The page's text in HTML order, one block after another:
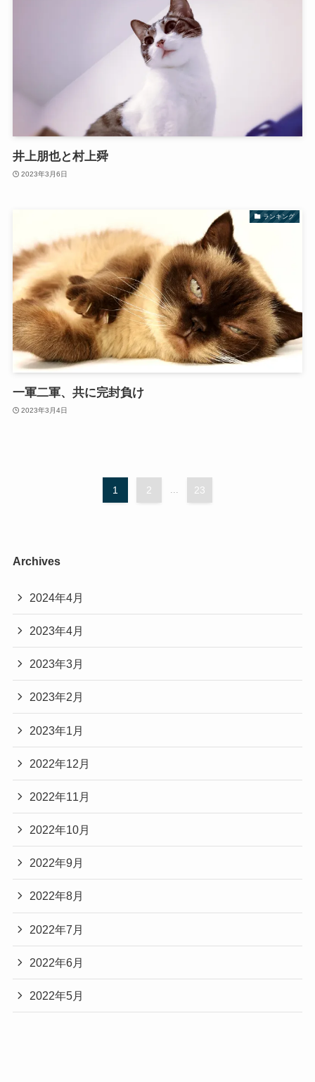
井上朋也と村上舜
2023年3月6日
ランキング
一軍二軍、共に完封負け
2023年3月4日
1 2 ... 23
Archives
2024年4月
2023年4月
2023年3月
2023年2月
2023年1月
2022年12月
2022年11月
2022年10月
2022年9月
2022年8月
2022年7月
2022年6月
2022年5月